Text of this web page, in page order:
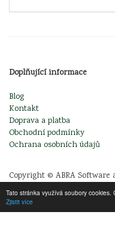
Tato stránka využívá soubory cookies.
Zjistit více
Doplňující informace
Blog
Kontakt
Doprava a platba
Obchodní podmínky
Ochrana osobních údajů
Copyright © ABRA Software